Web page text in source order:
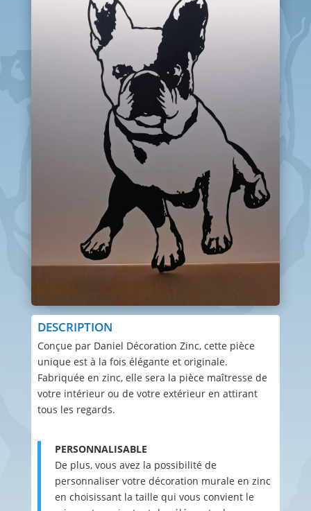
DESCRIPTION
Conçue par Daniel Décoration Zinc, cette pièce
unique est à la fois élégante et originale.
Fabriquée en zinc, elle sera la pièce maîtresse de
votre intérieur ou de votre extérieur en attirant
tous les regards.
PERSONNALISABLE
De plus, vous avez la possibilité de
personnaliser votre décoration murale en zinc
en choisissant la taille qui vous convient le